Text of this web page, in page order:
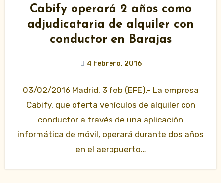
Cabify operará 2 años como
adjudicataria de alquiler con
conductor en Barajas
4 febrero, 2016
03/02/2016 Madrid, 3 feb (EFE).- La empresa
Cabify, que oferta vehículos de alquiler con
conductor a través de una aplicación
informática de móvil, operará durante dos años
en el aeropuerto…